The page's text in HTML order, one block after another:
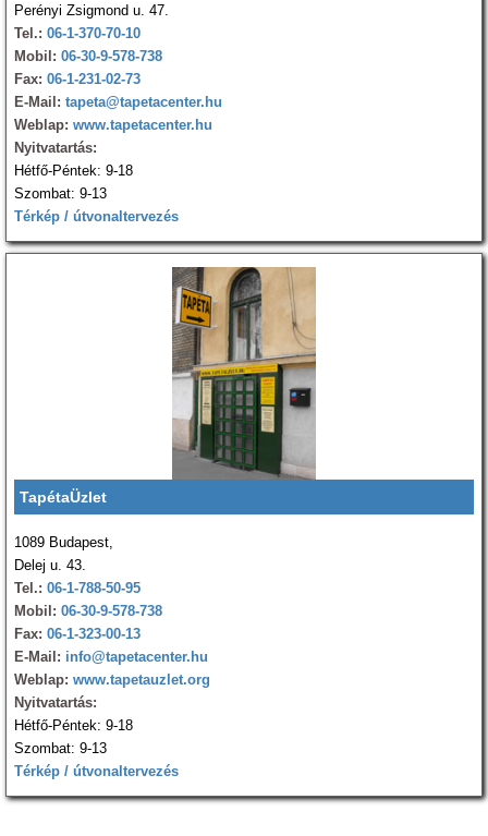
Perényi Zsigmond u. 47.
Tel.: 06-1-370-70-10
Mobil: 06-30-9-578-738
Fax: 06-1-231-02-73
E-Mail: tapeta@tapetacenter.hu
Weblap: www.tapetacenter.hu
Nyitvatartás:
Hétfő-Péntek: 9-18
Szombat: 9-13
Térkép / útvonaltervezés
TapétaÜzlet
1089 Budapest,
Delej u. 43.
Tel.: 06-1-788-50-95
Mobil: 06-30-9-578-738
Fax: 06-1-323-00-13
E-Mail: info@tapetacenter.hu
Weblap: www.tapetauzlet.org
Nyitvatartás:
Hétfő-Péntek: 9-18
Szombat: 9-13
Térkép / útvonaltervezés